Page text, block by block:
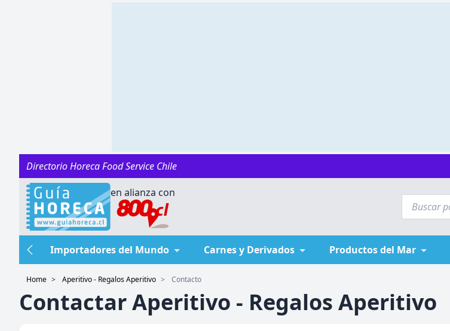
Directorio Horeca Food Service Chile
en alianza con
Importadores del Mundo Carnes y Derivados Productos del Mar
Home Aperitivo - Regalos Aperitivo Contacto
Contactar Aperitivo - Regalos Aperitivo